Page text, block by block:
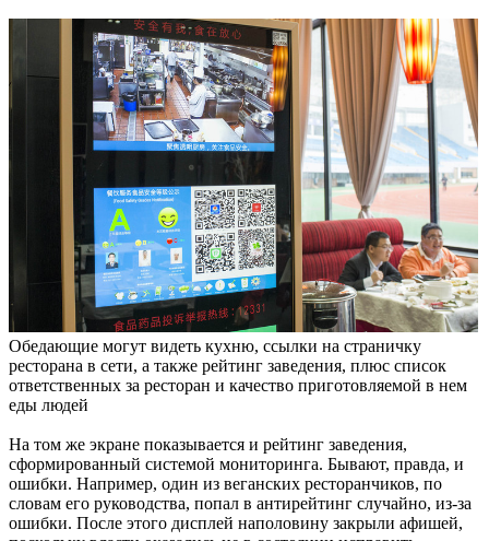
Обедающие могут видеть кухню, ссылки на страничку
ресторана в сети, а также рейтинг заведения, плюс список
ответственных за ресторан и качество приготовляемой в нем
еды людей
На том же экране показывается и рейтинг заведения,
сформированный системой мониторинга. Бывают, правда, и
ошибки. Например, один из веганских ресторанчиков, по
словам его руководства, попал в антирейтинг случайно, из-за
ошибки. После этого дисплей наполовину закрыли афишей,